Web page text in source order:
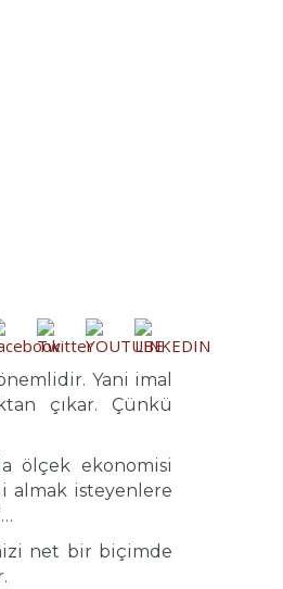
Yani imal
çıkar. Çünkü
ölçek ekonomisi
almak isteyenlere
net bir biçimde